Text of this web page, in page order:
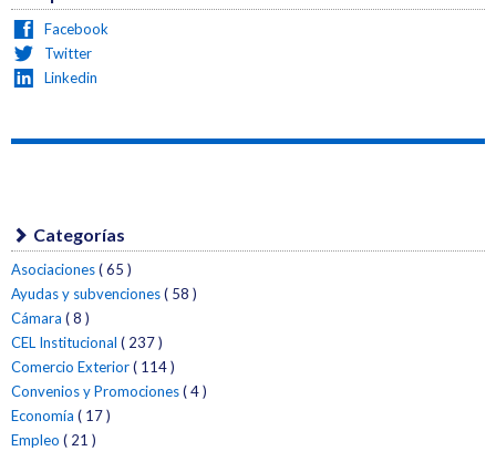
Facebook
Twitter
Linkedin
Categorías
Asociaciones( 65 )
Ayudas y subvenciones( 58 )
Cámara ( 8 )
CEL Institucional ( 237 )
Comercio Exterior( 114 )
Convenios y Promociones( 4 )
Economía ( 17 )
Empleo ( 21 )